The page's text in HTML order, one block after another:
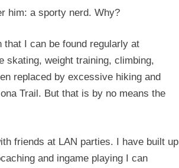
him: a sporty nerd. Why?
that I can be found regularly at
skating, weight training, climbing,
replaced by excessive hiking and
Trail. But that is by no means the
friends at LAN parties. I have built up
and ingame playing I can